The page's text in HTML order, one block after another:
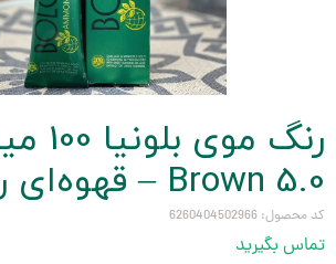
Brown 5.0 – قهوه‌ای روشن
کد محصول: 6260404502966
تماس بگیرید